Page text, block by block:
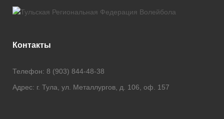
Контакты
Телефон: 8 (903) 844-48-38
Адрес: г. Тула, ул. Металлургов, д. 106, оф. 157